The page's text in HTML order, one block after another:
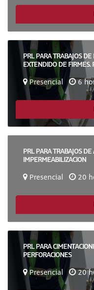
PRL PARA TRABAJOS
EXTENDIDO DE FIRMES.
Presencial 6
PRL PARA TRABAJOS
IMPERMEABILIZACION
Presencial 20
PRL PARA
PERFORACIONES
Presencial 20